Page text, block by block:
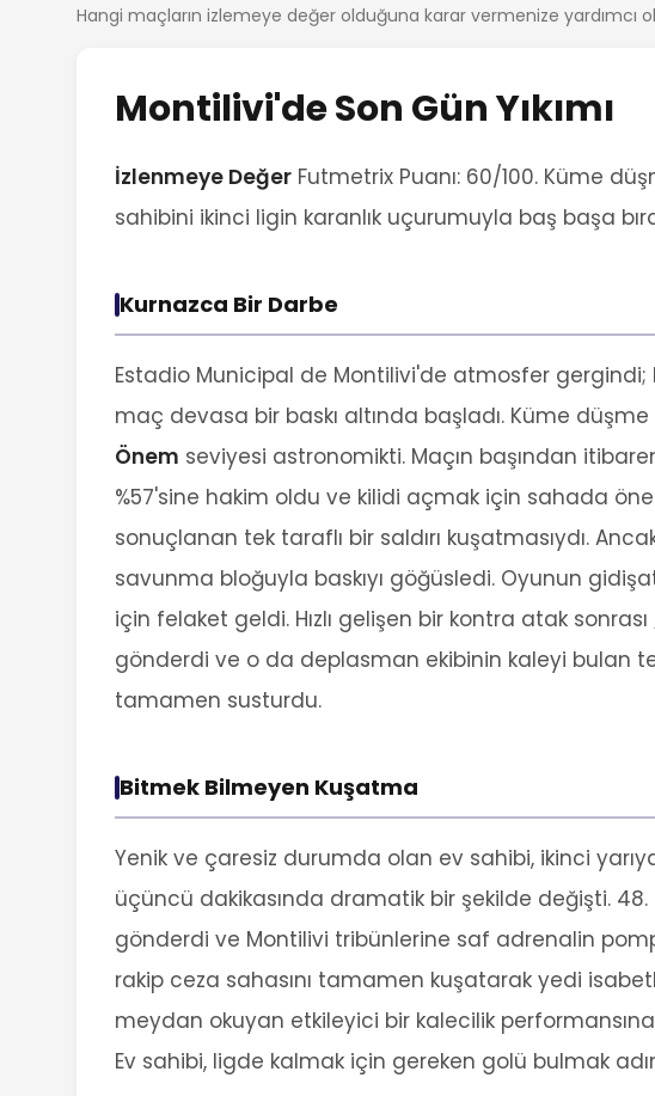
Hangi maçların izlemeye değer olduğuna karar vermenize
Montilivi'de Son Gün Yıkımı
İzlenmeye Değer Futmetrix Puanı: 60/100. Küme
sahibini ikinci ligin karanlık uçurumuyla baş başa
Kurnazca Bir Darbe
Estadio Municipal de Montilivi'de atmosfer gergindi;
maç devasa bir baskı altında başladı. Küme
Önem seviyesi astronomikti. Maçın başından
%57'sine hakim oldu ve kilidi açmak için sahada
sonuçlanan tek taraflı bir saldırı kuşatmasıydı.
savunma bloğuyla baskıyı göğüsledi. Oyunun
için felaket geldi. Hızlı gelişen bir kontra atak sonrası
gönderdi ve o da deplasman ekibinin kaleyi bulan
tamamen susturdu.
Bitmek Bilmeyen Kuşatma
Yenik ve çaresiz durumda olan ev sahibi, ikinci
üçüncü dakikasında dramatik bir şekilde değişti.
gönderdi ve Montilivi tribünlerine saf adrenalin
rakip ceza sahasını tamamen kuşatarak yedi
meydan okuyan etkileyici bir kalecilik
Ev sahibi, ligde kalmak için gereken golü bulmak